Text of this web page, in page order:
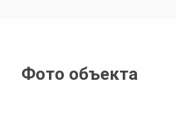
Фото объекта